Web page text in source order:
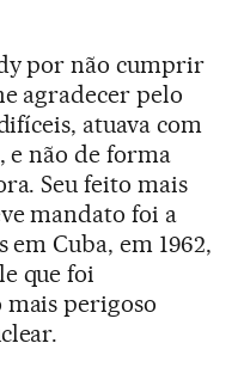
por não cumprir
agradecer pelo
atuava com
e não de forma
Seu feito mais
mandato foi a
em Cuba, em 1962,
que foi
perigoso